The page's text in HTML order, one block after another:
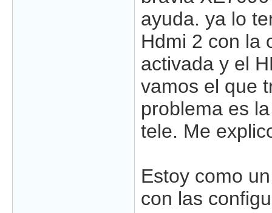
ayuda. ya lo
Hdmi 2 con la
activada y el
vamos el que
problema es
tele. Me
Estoy como
con las